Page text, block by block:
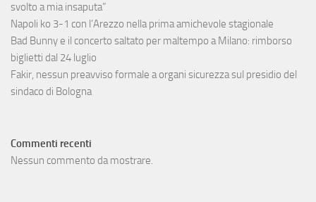
svolto a mia insaputa”
Napoli ko 3-1 con l’Arezzo nella prima amichevole stagionale
Bad Bunny e il concerto saltato per maltempo a Milano: rimborso
biglietti dal 24 luglio
Fakir, nessun preavviso formale a organi sicurezza sul presidio del
sindaco di Bologna
Commenti recenti
Nessun commento da mostrare.